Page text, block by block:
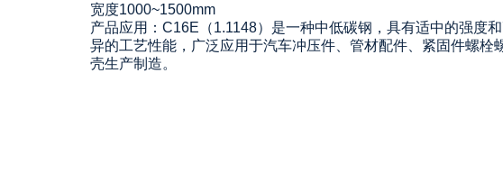
宽度1000~1500mm
产品应用：‌‌C16E（1.1148）是一种中低碳钢，具有适中的强度
异的工艺性能，广泛应用于汽车冲压件、管材配件、紧固件螺栓
壳生产制造。